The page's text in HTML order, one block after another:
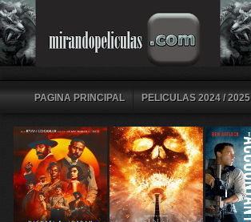
PAGINA PRINCIPAL PELICULAS 2024 / 2025